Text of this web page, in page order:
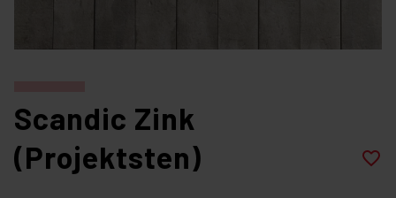
Scandic Zink
(Projektsten)
favorite_border